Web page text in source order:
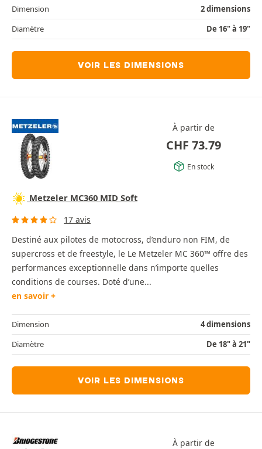
Dimension
2 dimensions
Diamètre
De 16" à 19"
VOIR LES DIMENSIONS
À partir de
CHF 73.79
En stock
Metzeler MC360 MID Soft
17 avis
Destiné aux pilotes de motocross, d’enduro non FIM, de
supercross et de freestyle, le Le Metzeler MC 360™ offre des
performances exceptionnelle dans n’importe quelles
conditions de courses. Doté d’une...
en savoir +
Dimension
4 dimensions
Diamètre
De 18" à 21"
VOIR LES DIMENSIONS
À partir de